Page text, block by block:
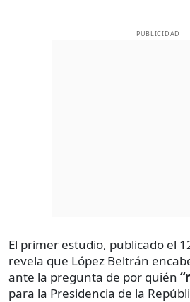
PUBLICIDAD
El primer estudio, publicado el
revela que López Beltrán
ante la pregunta de por quién
para la Presidencia de la